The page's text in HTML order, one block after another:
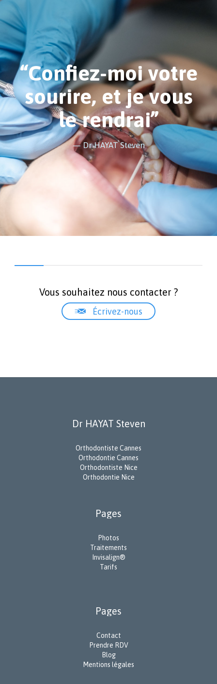
“Confiez-moi votre
sourire, et je vous
le rendrai”
— Dr HAYAT Steven
Vous souhaitez nous contacter ?
 Écrivez-nous
Dr HAYAT Steven
Orthodontiste Cannes
Orthodontie Cannes
Orthodontiste Nice
Orthodontie Nice
Pages
Photos
Traitements
Invisalign®
Tarifs
Pages
Contact
Prendre RDV
Blog
Mentions légales